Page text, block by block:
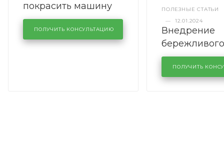
покрасить машину
полностью
ПОЛУЧИТЬ КОНСУЛЬТАЦИЮ
ПОЛЕЗНЫЕ СТАТЬИ
—
12.01.2024
Внедрение
бережливого
кузовном
KUTUZOVV
ПОЛУЧИТЬ